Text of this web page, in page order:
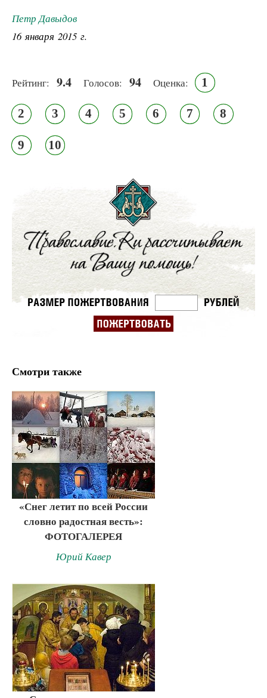
Петр Давыдов
16 января 2015 г.
Рейтинг: 9.4 Голосов: 94 Оценка: 1
2 3 4 5 6 7 8
9 10
Смотри также
«Снег летит по всей России
словно радостная весть»:
ФОТОГАЛЕРЕЯ
Юрий Кавер